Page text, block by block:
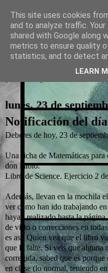
La otra
Recursos para Educación
lunes, 23 de
Notificación del día
Deberes de hoy, 23 de
Una ficha de Matemáticas
don Pablo.
Libro de Science. Ejercicio 2
Además, llevan en la mochila
ver cómo han ido trabajando
hayan realizado hasta la
de visto o correcciones en
es así. Quien vea que el libro
que le falte. Si veis que alguna
corregida, sabed que es
en clase (lo normal, teniendo
This site uses cookies
and to analyze traffic.
shared with Google along
metrics to ensure quality
statistics, and to detect
LEARN